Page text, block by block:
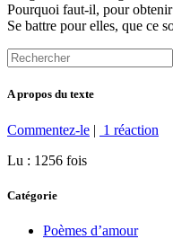
Pourquoi faut-il, pour obtenir
Se battre pour elles, que ce
A propos du texte
Commentez-le | 1 réaction
Lu : 1256 fois
Catégorie
Poèmes d’amour